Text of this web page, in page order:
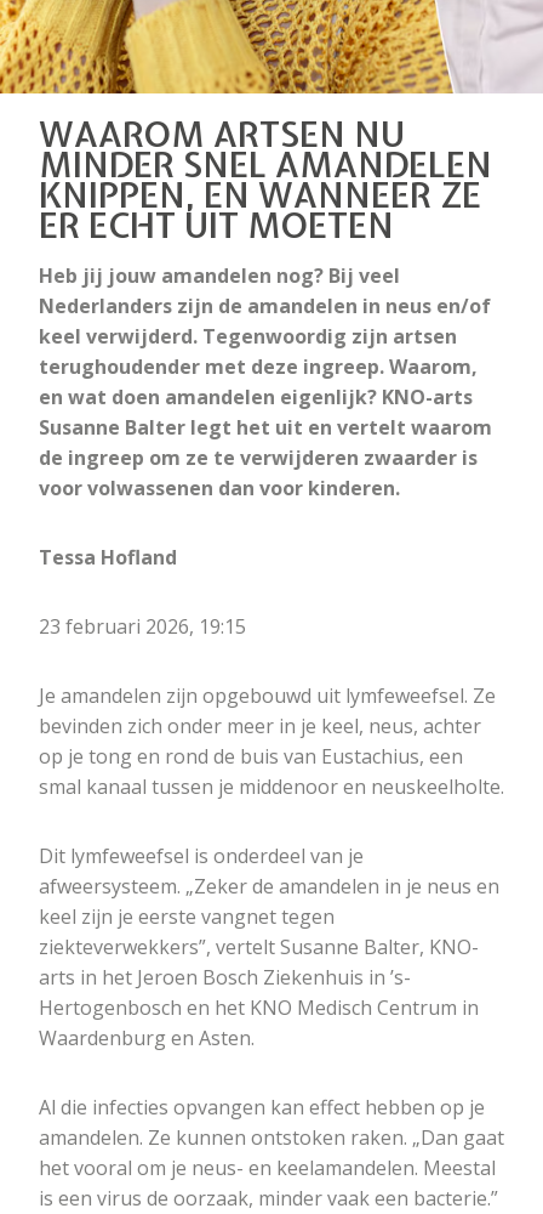
WAAROM ARTSEN NU
MINDER SNEL AMANDELEN
KNIPPEN, EN WANNEER ZE
ER ECHT UIT MOETEN
Heb jij jouw amandelen nog? Bij veel
Nederlanders zijn de amandelen in neus en/of
keel verwijderd. Tegenwoordig zijn artsen
terughoudender met deze ingreep. Waarom,
en wat doen amandelen eigenlijk? KNO-arts
Susanne Balter legt het uit en vertelt waarom
de ingreep om ze te verwijderen zwaarder is
voor volwassenen dan voor kinderen.
Tessa Hofland
23 februari 2026, 19:15
Je amandelen zijn opgebouwd uit lymfeweefsel. Ze
bevinden zich onder meer in je keel, neus, achter
op je tong en rond de buis van Eustachius, een
smal kanaal tussen je middenoor en neuskeelholte.
Dit lymfeweefsel is onderdeel van je
afweersysteem. „Zeker de amandelen in je neus en
keel zijn je eerste vangnet tegen
ziekteverwekkers”, vertelt Susanne Balter, KNO-
arts in het Jeroen Bosch Ziekenhuis in ’s-
Hertogenbosch en het KNO Medisch Centrum in
Waardenburg en Asten.
Al die infecties opvangen kan effect hebben op je
amandelen. Ze kunnen ontstoken raken. „Dan gaat
het vooral om je neus- en keelamandelen. Meestal
is een virus de oorzaak, minder vaak een bacterie.”